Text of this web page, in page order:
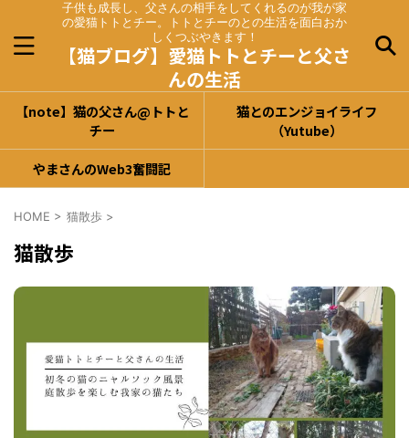
子供も成長し、父さんの相手をしてくれるのが我が家
の愛猫トトとチー。トトとチーのとの生活を面白おか
しくつぶやきます！
【猫ブログ】愛猫トトとチーと父さ
んの生活
【note】猫の父さん@トトと
チー
猫とのエンジョイライフ
（Yutube）
やまさんのWeb3奮闘記
HOME > 猫散歩 >
猫散歩